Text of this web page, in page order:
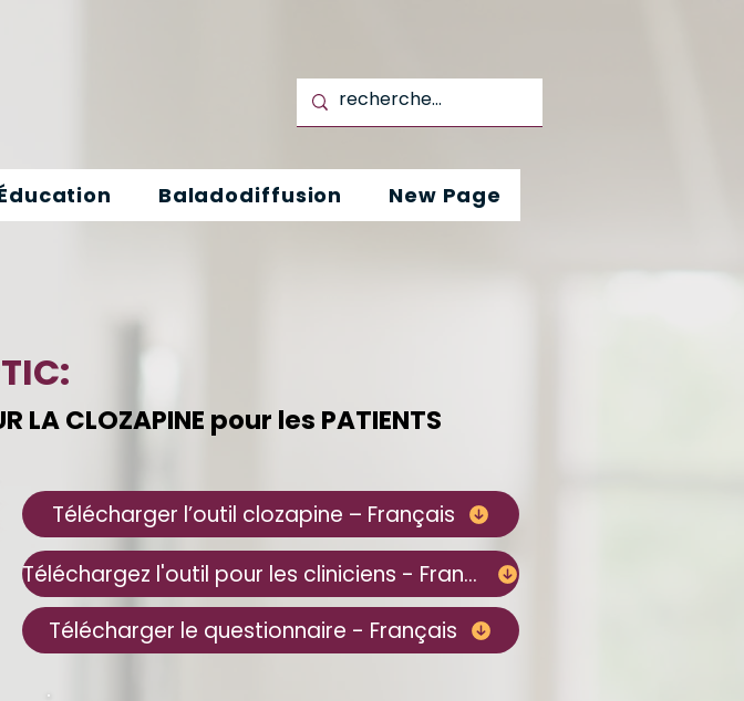
Baladodiffusion New Page
LA CLOZAPINE pour les PATIENTS
Télécharger l’outil clozapine – Français
Téléchargez l'outil pour les cliniciens - Français
Télécharger le questionnaire - Français